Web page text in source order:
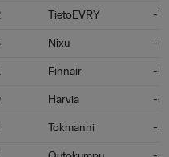
TietoEVRY -784
Nixu -678
Finnair -650
Harvia -641
Tokmanni -583